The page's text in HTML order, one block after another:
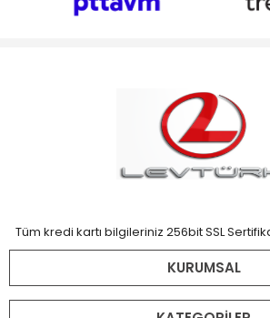
Tüm kredi kartı bilgileriniz 256bit SSL
KURUMSAL